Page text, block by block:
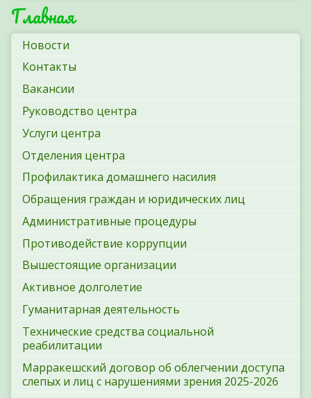
Главная
Новости
Контакты
Вакансии
Руководство центра
Услуги центра
Отделения центра
Профилактика домашнего насилия
Обращения граждан и юридических лиц
Административные процедуры
Противодействие коррупции
Вышестоящие организации
Активное долголетие
Гуманитарная деятельность
Технические средства социальной
реабилитации
Марракешский договор об облегчении доступа
слепых и лиц с нарушениями зрения 2025-2026